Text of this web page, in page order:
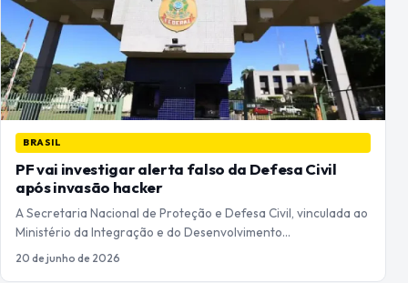
BRASIL
PF vai investigar alerta falso da Defesa Civil
após invasão hacker
A Secretaria Nacional de Proteção e Defesa Civil, vinculada ao
Ministério da Integração e do Desenvolvimento…
20 de junho de 2026